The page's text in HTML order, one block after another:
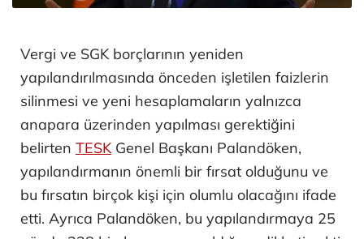
Vergi ve SGK borçlarının yeniden
yapılandırılmasında önceden işletilen faizlerin
silinmesi ve yeni hesaplamaların yalnızca
anapara üzerinden yapılması gerektiğini
belirten TESKGenel Başkanı Palandöken,
yapılandırmanın önemli bir fırsat olduğunu ve
bu fırsatın birçok kişi için olumlu olacağını ifade
etti. Ayrıca Palandöken, bu yapılandırmaya 25